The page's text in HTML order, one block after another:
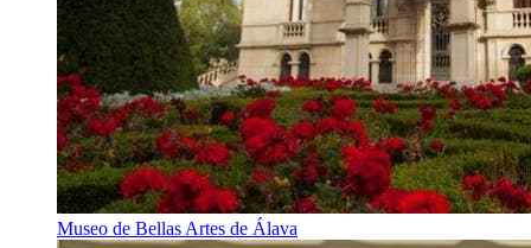
Museo de Bellas Artes de Álava